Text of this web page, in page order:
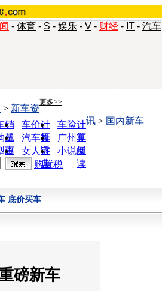
- 体育 - S - 娱乐 - V - 财经 - IT - 汽车
更多>>
销
量
车价计
算
车险计
算
优
惠
汽车投
诉
广州车
展
查
询
女人宝
典
小说阅
读
> 新车资
讯 > 国内新车
购置税
底价买车
磅新车